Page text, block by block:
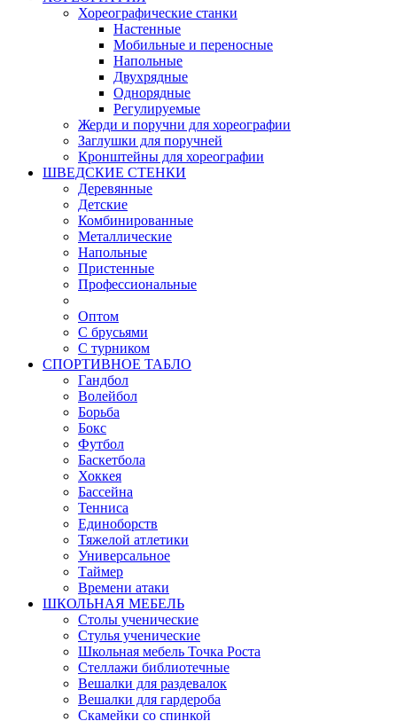
Хореографические станки
Настенные
Мобильные и переносные
Напольные
Двухрядные
Однорядные
Регулируемые
Жерди и поручни для хореографии
Заглушки для поручней
Кронштейны для хореографии
ШВЕДСКИЕ СТЕНКИ
Деревянные
Детские
Комбинированные
Металлические
Напольные
Пристенные
Профессиональные
Оптом
С брусьями
С турником
СПОРТИВНОЕ ТАБЛО
Гандбол
Волейбол
Борьба
Бокс
Футбол
Баскетбола
Хоккея
Бассейна
Тенниса
Единоборств
Тяжелой атлетики
Универсальное
Таймер
Времени атаки
ШКОЛЬНАЯ МЕБЕЛЬ
Столы ученические
Стулья ученические
Школьная мебель Точка Роста
Стеллажи библиотечные
Вешалки для раздевалок
Вешалки для гардероба
Скамейки со спинкой